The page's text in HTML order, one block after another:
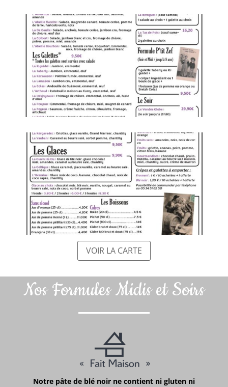
VOIR LA CARTE
Nos Formules Midis et Soirs
Notre pâte de blé noir ne contient ni gluten ni